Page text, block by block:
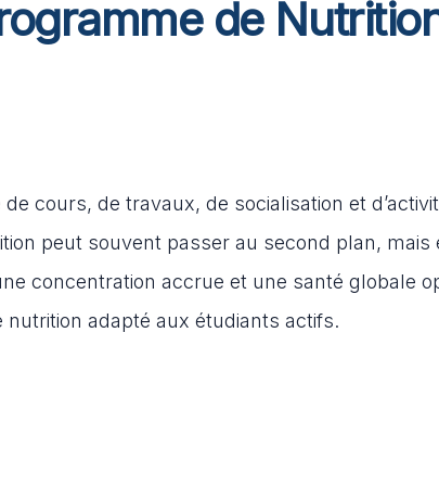
de
cours, de travaux, de socialisation et
peut souvent passer au second plan, mais
concentration accrue et une santé globale
adapté aux étudiants actifs.